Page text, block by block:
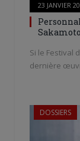
23 JANVIER
Sakamoto
Si le Festival
dernière
DOSSIERS